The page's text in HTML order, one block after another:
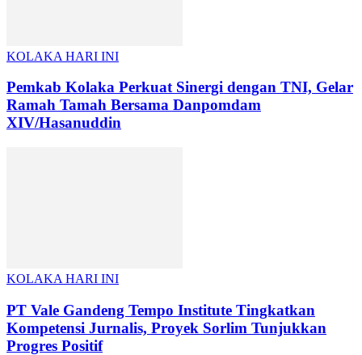
KOLAKA HARI INI
Pemkab Kolaka Perkuat Sinergi dengan TNI, Gelar
Ramah Tamah Bersama Danpomdam
XIV/Hasanuddin
KOLAKA HARI INI
PT Vale Gandeng Tempo Institute Tingkatkan
Kompetensi Jurnalis, Proyek Sorlim Tunjukkan
Progres Positif